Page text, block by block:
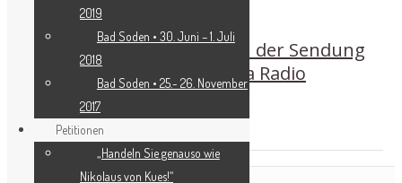
Helga Zepp-LaRouche in der Sendung
„World Today“ von China Radio
International (CRI)
Leave a Reply
2019
Bad Soden • 30. Juni – 1. Juli
2018
Bad Soden • 25.- 26. November
2017
Petitionen
„Handeln Sie genauso wie
Nikolaus von Kues!“